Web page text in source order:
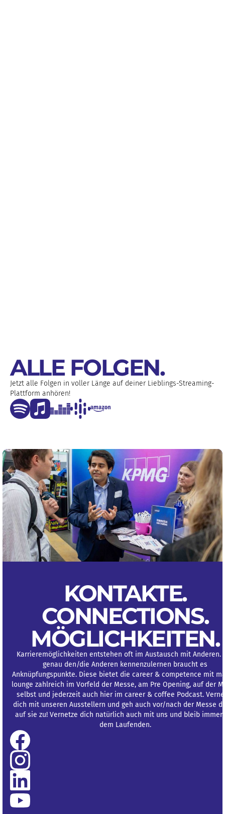
ALLE FOLGEN.
Jetzt alle Folgen in voller Länge auf deiner Lieblings-Streaming-
Plattform anhören!
KONTAKTE.
CONNECTIONS.
MÖGLICHKEITEN.
Karrieremöglichkeiten entstehen oft im Austausch mit Anderen.
genau den/die Anderen kennenzulernen braucht es
Anknüpfungspunkte. Diese bietet die career & competence mit
lounge zahlreich im Vorfeld der Messe, am Pre Opening, auf der
selbst und jederzeit auch hier im career & coffee Podcast.
dich mit unseren Ausstellern und geh auch vor/nach der Messe
auf sie zu! Vernetze dich natürlich auch mit uns und bleib immer
dem Laufenden.